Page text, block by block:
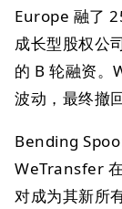
Europe 融了
成长型股权公
的 B 轮融资。
波动，最终撤
Bending
WeTransfer
对成为其新所